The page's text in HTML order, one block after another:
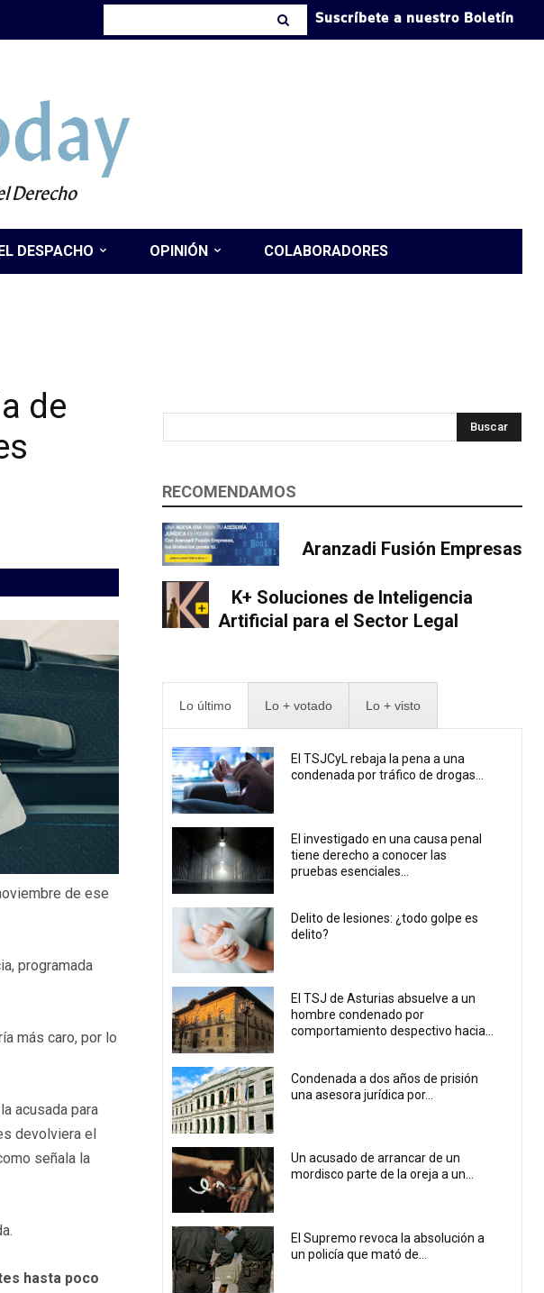
Suscríbete a nuestro Boletín
Derecho
DESPACHO OPINIÓN COLABORADORES
de
de ese
programada
más caro, por lo
acusada para
devolviera el
señala la
hasta poco
Buscar
RECOMENDAMOS
Aranzadi Fusión Empresas
K+ Soluciones de Inteligencia
Artificial para el Sector Legal
Lo último Lo + votado Lo + visto
El TSJCyL rebaja la pena a una
condenada por tráfico de drogas...
El investigado en una causa penal
tiene derecho a conocer las
pruebas esenciales...
Delito de lesiones: ¿todo golpe es
delito?
El TSJ de Asturias absuelve a un
hombre condenado por
comportamiento despectivo hacia...
Condenada a dos años de prisión
una asesora jurídica por...
Un acusado de arrancar de un
mordisco parte de la oreja a un...
El Supremo revoca la absolución a
un policía que mató de...